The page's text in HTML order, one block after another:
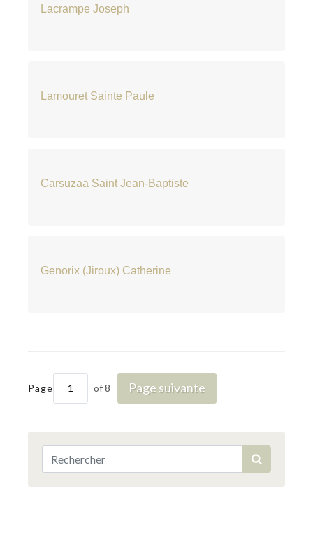
Lacrampe Joseph
Lamouret Sainte Paule
Carsuzaa Saint Jean-Baptiste
Genorix (Jiroux) Catherine
Page of 8 Page suivante